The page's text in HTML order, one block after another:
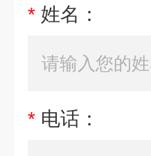
* 姓名：
* 电话：